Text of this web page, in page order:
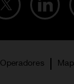
Operadores